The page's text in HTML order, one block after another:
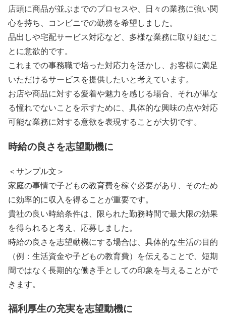
店頭に商品が並ぶまでのプロセスや、日々の業務に強い関
心を持ち、コンビニでの勤務を希望しました。
品出しや宅配サービス対応など、多様な業務に取り組むこ
とに意欲的です。
これまでの事務職で培った対応力を活かし、お客様に満足
いただけるサービスを提供したいと考えています。
お店や商品に対する愛着や魅力を感じる場合、それが単な
る憧れでないことを示すために、具体的な興味の点や対応
可能な業務に対する意欲を表現することが大切です。
時給の良さを志望動機に
＜サンプル文＞
家庭の事情で子どもの教育費を稼ぐ必要があり、そのため
に効率的に収入を得ることが重要です。
貴社の良い時給条件は、限られた勤務時間で最大限の効果
を得られると考え、応募しました。
時給の良さを志望動機にする場合は、具体的な生活の目的
（例：生活資金や子どもの教育費）を伝えることで、短期
間ではなく長期的な働き手としての印象を与えることがで
きます。
福利厚生の充実を志望動機に